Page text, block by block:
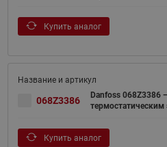
Купить аналог
068Z3386
Danfoss 068Z3386
Купить аналог